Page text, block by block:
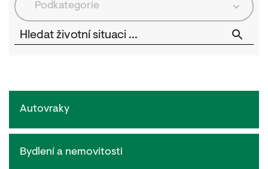
Podkategorie
Autovraky
Bydlení a nemovitosti